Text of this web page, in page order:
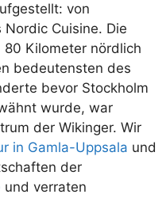
von
Cuisine. Die
Kilometer nördlich
bedeutensten des
bevor Stockholm
wurde, war
der Wikinger. Wir
in Gamla-Uppsala und
der
und verraten